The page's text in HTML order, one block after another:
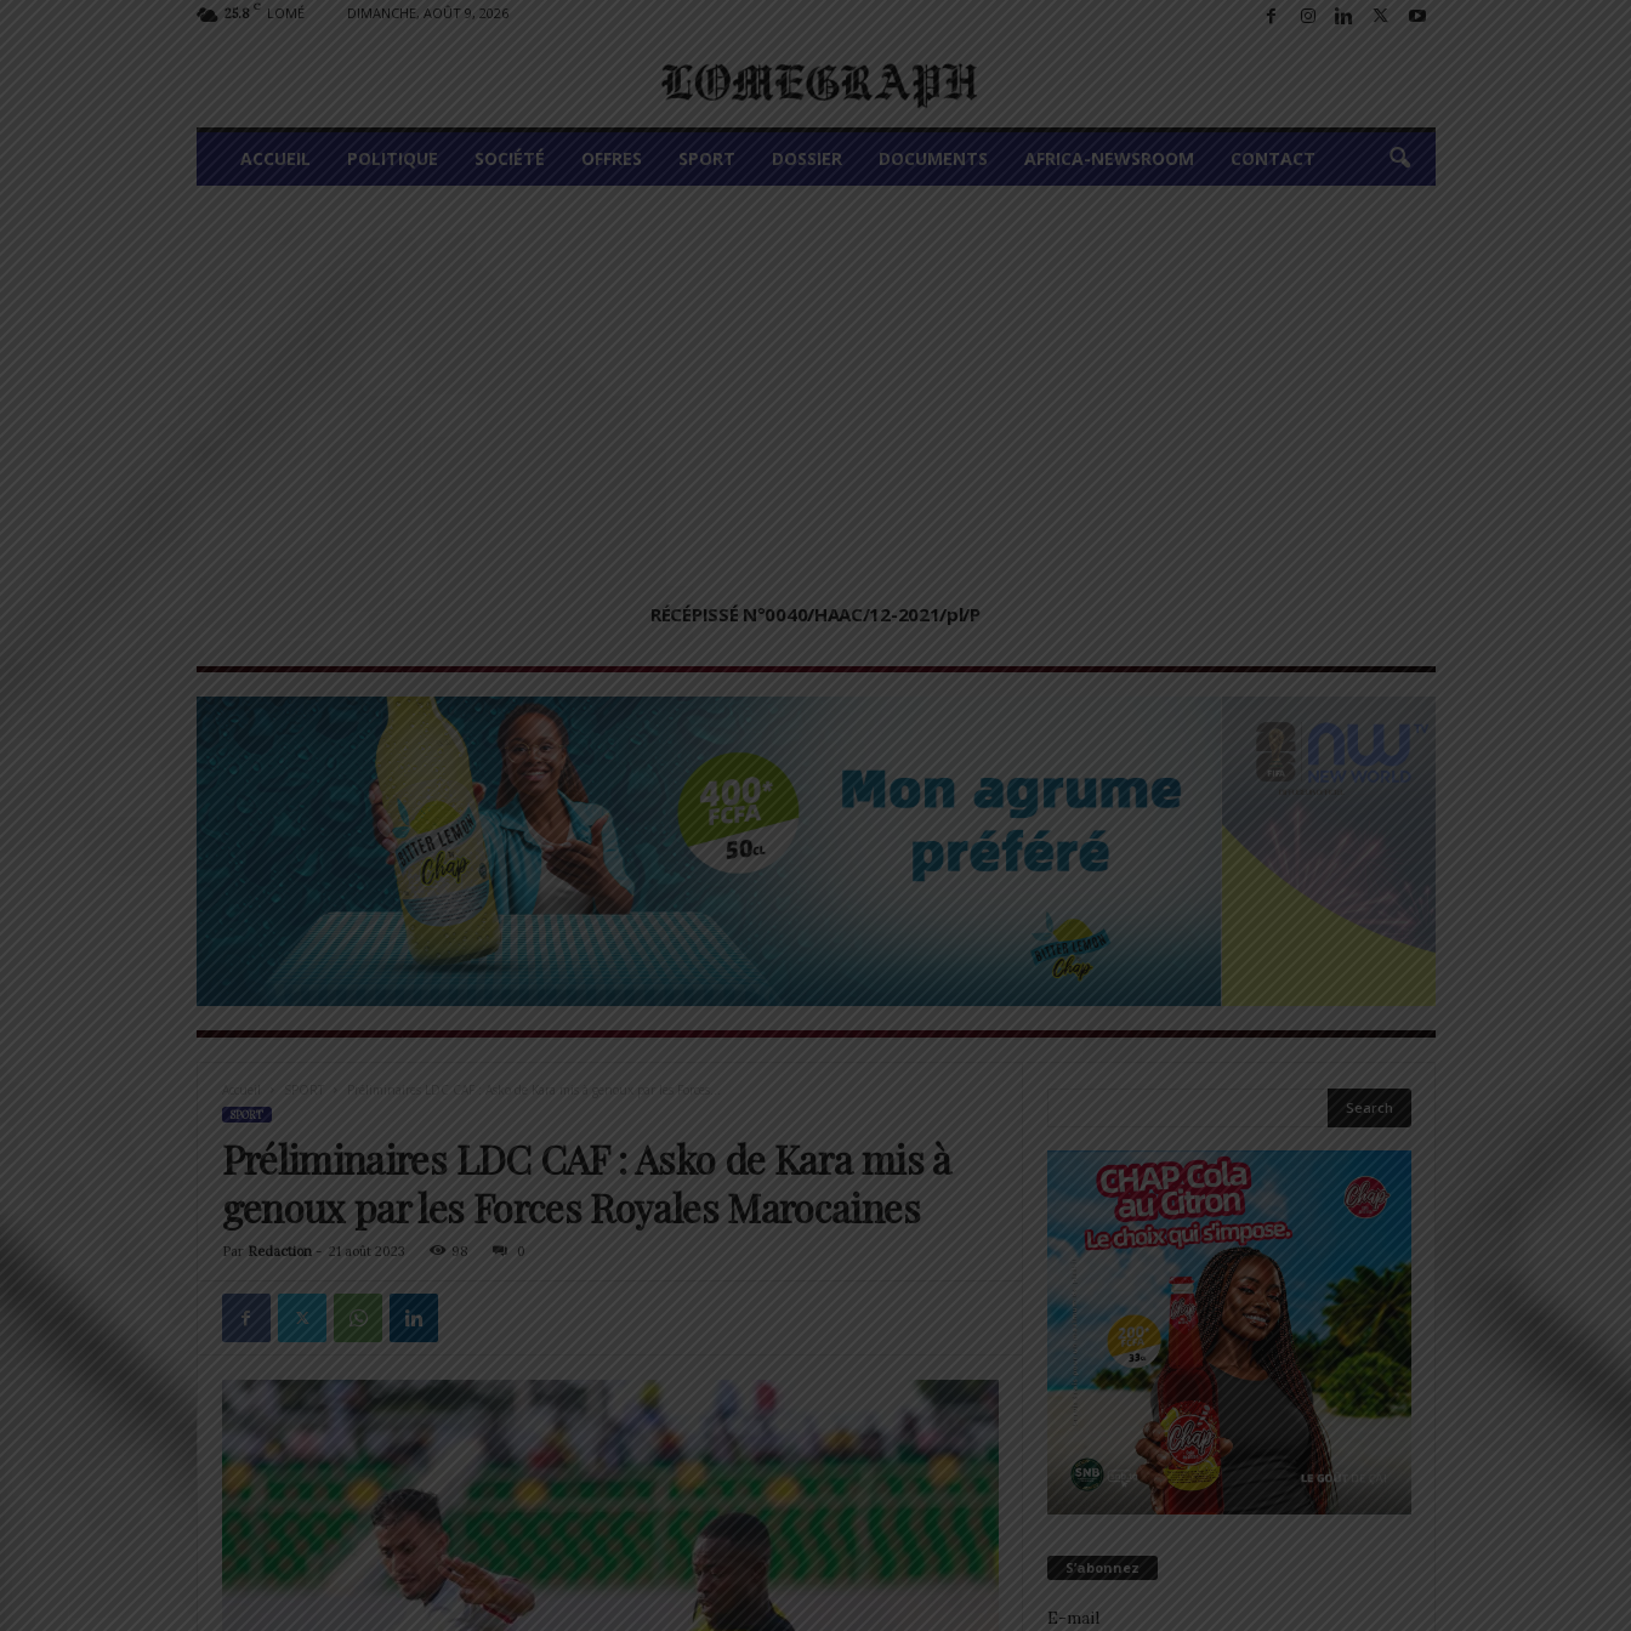
25.8 C LOMÉ DIMANCHE, AOÛT 9, 2026
L
M
ACCUEIL POLITIQUE SOCIÉTÉ OFFRES SPORT DOSSIER DOCUMENTS AFRICA-NEWSROOM CONTACT
RÉCÉPISSÉ N°0040/HAAC/12-2021/pl/P
Accueil SPORT Préliminaires LDC CAF : Asko de Kara mis à genoux par les Forces...
SPORT
Préliminaires LDC CAF : Asko de Kara mis à
genoux par les Forces Royales Marocaines
Par Redaction- 21 août 2023 98 0
S’abonnez
E-mail